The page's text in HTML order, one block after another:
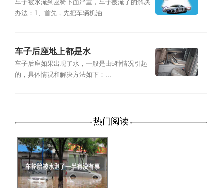
车子被水淹到座椅下面严重，车子被淹了的解决
办法：1、首先，先把车辆机油...
车子后座地上都是水
车子后座如果出现了水，一般是由5种情况引起
的，具体情况和解决方法如下：...
热门阅读